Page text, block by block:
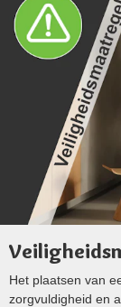
Het plaatsen van
zorgvuldigheid en